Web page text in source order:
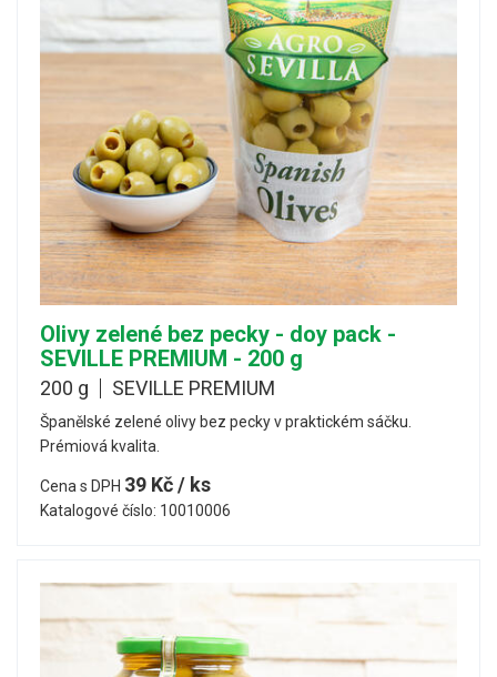
Olivy zelené bez pecky - doy pack -
SEVILLE PREMIUM - 200 g
200 g SEVILLE PREMIUM
Španělské zelené olivy bez pecky v praktickém sáčku.
Prémiová kvalita.
Cena s DPH 39 Kč / ks
Katalogové číslo: 10010006